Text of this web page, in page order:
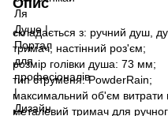
складається з: ручний душ,
тримач, настінний роз'єм;
розмір голівки душа: 73 мм;
тип струменя: PowderRain;
максимальний об'єм витрати
металевий тримач для